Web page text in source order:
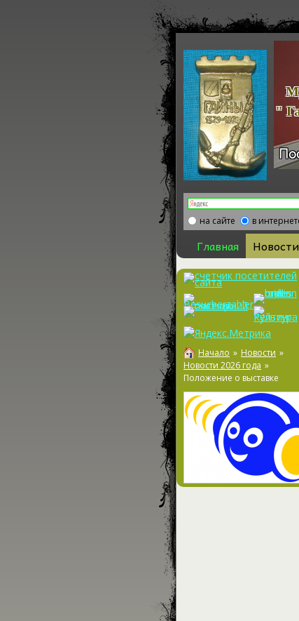
"
на сайте в
Главная Новости
Начало » Новости »
Новости 2026 года »
Положение о выставке